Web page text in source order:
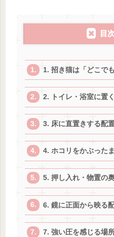
目次
1. 招き猫は「どこで
2. トイレ・浴室に置
3. 床に直置きする配
4. ホコリをかぶった
5. 押し入れ・物置の
6. 鏡に正面から映る
7. 強い圧を感じる場